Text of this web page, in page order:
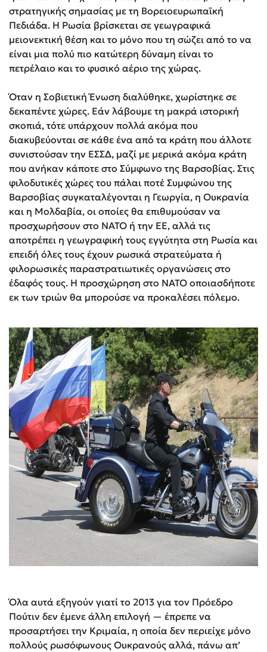
στρατηγικής σημασίας με τη Βορειοευρωπαϊκή
Πεδιάδα. Η Ρωσία βρίσκεται σε γεωγραφικά
μειονεκτική θέση και το μόνο που τη σώζει από το να
είναι μια πολύ πιο κατώτερη δύναμη είναι το
πετρέλαιο και το φυσικό αέριο της χώρας.
Όταν η Σοβιετική Ένωση διαλύθηκε, χωρίστηκε σε
δεκαπέντε χώρες. Εάν λάβουμε τη μακρά ιστορική
σκοπιά, τότε υπάρχουν πολλά ακόμα που
διακυβεύονται σε κάθε ένα από τα κράτη που άλλοτε
συνιστούσαν την ΕΣΣΔ, μαζί με μερικά ακόμα κράτη
που ανήκαν κάποτε στο Σύμφωνο της Βαρσοβίας. Στις
φιλοδυτικές χώρες του πάλαι ποτέ Συμφώνου της
Βαρσοβίας συγκαταλέγονται η Γεωργία, η Ουκρανία
και η Μολδαβία, οι οποίες θα επιθυμούσαν να
προσχωρήσουν στο ΝΑΤΟ ή την ΕΕ, αλλά τις
αποτρέπει η γεωγραφική τους εγγύτητα στη Ρωσία και
επειδή όλες τους έχουν ρωσικά στρατεύματα ή
φιλορωσικές παραστρατιωτικές οργανώσεις στο
έδαφός τους. Η προσχώρηση στο ΝΑΤΟ οποιασδήποτε
εκ των τριών θα μπορούσε να προκαλέσει πόλεμο.
Όλα αυτά εξηγούν γιατί το 2013 για τον Πρόεδρο
Πούτιν δεν έμενε άλλη επιλογή — έπρεπε να
προσαρτήσει την Κριμαία, η οποία δεν περιείχε μόνο
πολλούς ρωσόφωνους Ουκρανούς αλλά, πάνω απ’